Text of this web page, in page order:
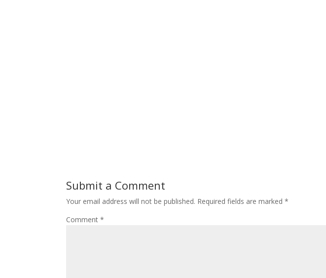
Submit a Comment
Your email address will not be published. Required fields are marked*
Comment*